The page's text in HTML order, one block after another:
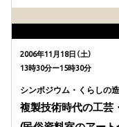
2006年11月18日（土）
13時30分ー15時30分
シンポジウム・くらしの
複製技術時代の工芸